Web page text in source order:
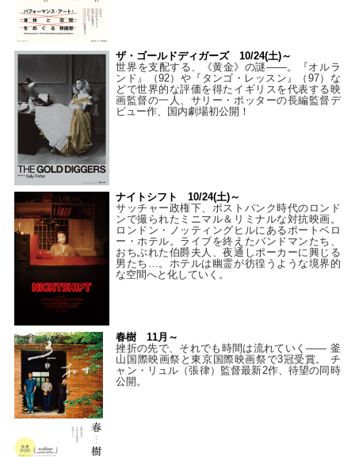
ザ・ゴールドディガーズ 10/24(土)～
世界を支配する、《黄金》の謎――。『オルラ
ンド』（92）や『タンゴ・レッスン』（97）な
どで世界的な評価を得たイギリスを代表する映
画監督の一人、サリー・ポッターの長編監督デ
ビュー作、国内劇場初公開！
ナイトシフト 10/24(土)～
サッチャー政権下、ポストパンク時代のロンド
ンで撮られたミニマル＆リミナルな対抗映画。
ロンドン・ノッティングヒルにあるポートベロ
ー・ホテル。ライブを終えたバンドマンたち、
おちぶれた伯爵夫人、夜通しポーカーに興じる
男たち…。ホテルは幽霊が彷徨うような境界的
な空間へと化していく。
春樹 11月～
挫折の先で、それでも時間は流れていく—— 釜
山国際映画祭と東京国際映画祭で3冠受賞。 チ
ャン・リュル（張律）監督最新2作、待望の同時
公開。